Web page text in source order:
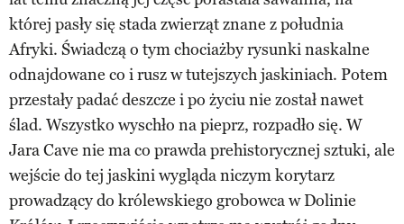
której pasły się stada zwierząt znane z południa
Afryki. Świadczą o tym chociażby rysunki naskalne
odnajdowane co i rusz w tutejszych jaskiniach. Potem
przestały padać deszcze i po życiu nie został nawet
ślad. Wszystko wyschło na pieprz, rozpadło się. W
Jara Cave nie ma co prawda prehistorycznej sztuki, ale
wejście do tej jaskini wygląda niczym korytarz
prowadzący do królewskiego grobowca w Dolinie